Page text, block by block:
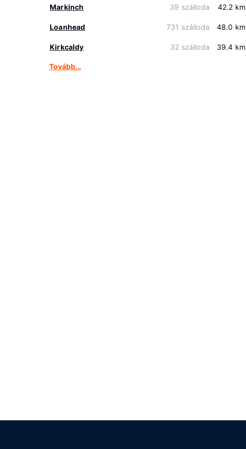
Markinch 39 szálloda 42.2 km
Loanhead 731 szálloda 48.0 km
Kirkcaldy 32 szálloda 39.4 km
Tovább…